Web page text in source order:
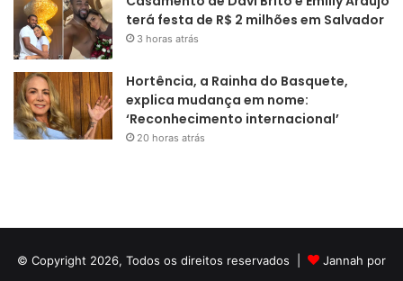
terá festa de R$ 2 milhões em Salvador
3 horas atrás
Hortência, a Rainha do Basquete,
explica mudança em nome:
‘Reconhecimento internacional’
20 horas atrás
© Copyright 2026, Todos os direitos reservados | Jannah por